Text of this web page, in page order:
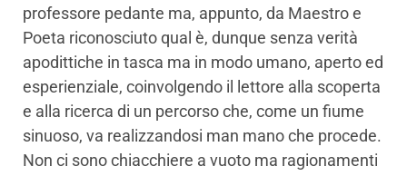
professore pedante ma, appunto, da Maestro e
Poeta riconosciuto qual è, dunque senza verità
apodittiche in tasca ma in modo umano, aperto ed
esperienziale, coinvolgendo il lettore alla scoperta
e alla ricerca di un percorso che, come un fiume
sinuoso, va realizzandosi man mano che procede.
Non ci sono chiacchiere a vuoto ma ragionamenti